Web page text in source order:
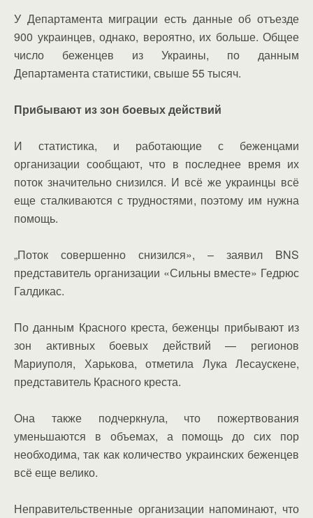
У Департамента миграции есть данные об отъезде
900 украинцев, однако, вероятно, их больше. Общее
число беженцев из Украины, по данным
Департамента статистики, свыше 55 тысяч.
Прибывают из зон боевых действий
И статистика, и работающие с беженцами
организации сообщают, что в последнее время их
поток значительно снизился. И всё же украинцы всё
еще сталкиваются с трудностями, поэтому им нужна
помощь.
„Поток совершенно снизился», – заявил BNS
представитель организации «Сильны вместе» Гедрюс
Галдикас.
По данным Красного креста, беженцы прибывают из
зон активных боевых действий — регионов
Мариуполя, Харькова, отметила Лука Лесаускене,
представитель Красного креста.
Она также подчеркнула, что пожертвования
уменьшаются в объемах, а помощь до сих пор
необходима, так как количество украинских беженцев
всё еще велико.
Неправительственные организации напоминают, что